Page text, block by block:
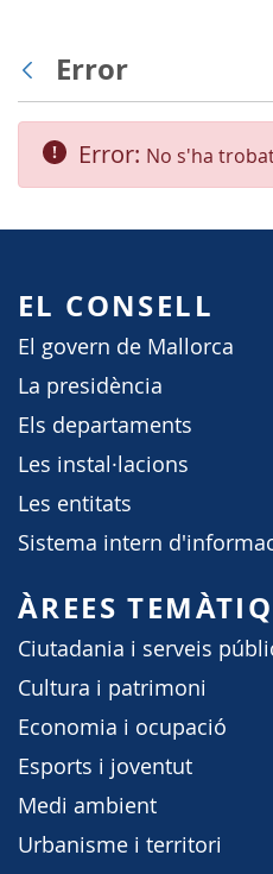
Vés enrere
Error
Error: No s'ha
EL CONSELL
El govern de Mallorca
La presidència
Els departaments
Les instal·lacions
Les entitats
Sistema intern
ÀREES
Ciutadania i serveis
Cultura i patrimoni
Economia i ocupació
Esports i joventut
Medi ambient
Urbanisme i territori